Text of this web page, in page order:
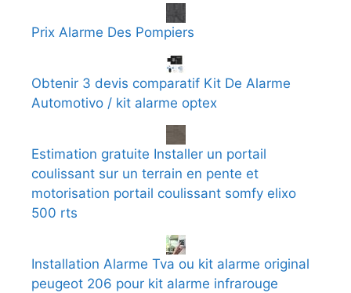
Prix Alarme Des Pompiers
Obtenir 3 devis comparatif Kit De Alarme
Automotivo / kit alarme optex
Estimation gratuite Installer un portail
coulissant sur un terrain en pente et
motorisation portail coulissant somfy elixo
500 rts
Installation Alarme Tva ou kit alarme original
peugeot 206 pour kit alarme infrarouge